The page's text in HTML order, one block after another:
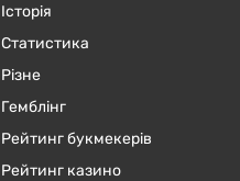
Історія
Статистика
Різне
Гемблінг
Рейтинг букмекерів
Рейтинг казино